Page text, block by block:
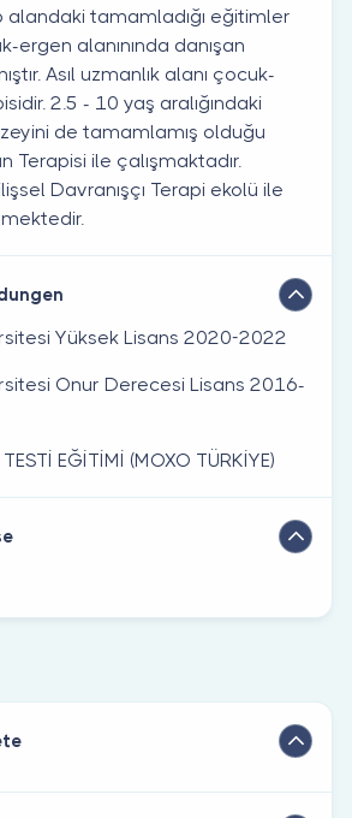
tamamladığı eğitimler
ergen alanınında danışan
Asıl uzmanlık alanı çocuk-
2.5 - 10 yaş aralığındaki
de tamamlamış olduğu
Terapisi ile çalışmaktadır.
Davranışçı Terapi ekolü ile
Yüksek Lisans 2020-2022
Onur Derecesi Lisans 2016-
EĞİTİMİ (MOXO TÜRKİYE)